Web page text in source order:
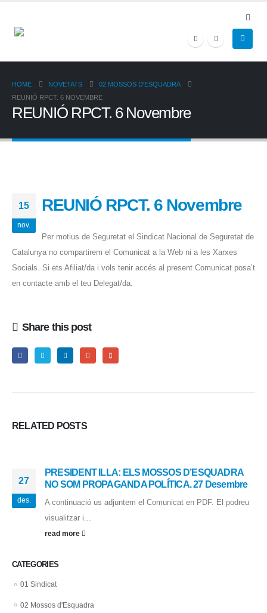
HOME NOVETATS
02 MOSSOS D'ESQUADRA
REUNIÓ RPCT. 6 NOVEMBRE
REUNIÓ RPCT. 6 Novembre
15
nov.
REUNIÓ RPCT. 6 Novembre
Per motius de Seguretat el Sindicat Nacional de Seguretat de
Catalunya no compartirem el Comunicat a la Web ni a les Xarxes
Socials. Si ets Afiliat/da i vols tenir accés al present Comunicat posa’t
en contacte amb el teu Delegat/da.
Share this post
RELATED POSTS
27
des.
PRESIDENT ILLA: ELS MOSSOS D’ESQUADRA
NO SOM PROPAGANDA POLÍTICA. 27 Desembre
A continuació us adjuntem el Comunicat en PDF. El podreu
visualitzar i...
read more
CATEGORIES
01 Sindicat
02 Mossos d'Esquadra